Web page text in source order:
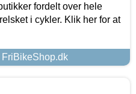
fordelt over hele
i cykler. Klik her for at